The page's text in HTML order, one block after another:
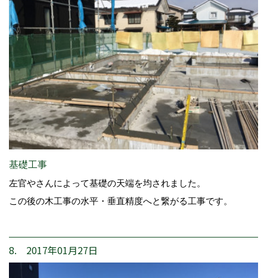
基礎工事
左官やさんによって基礎の天端を均されました。
この後の木工事の水平・垂直精度へと繋がる工事です。
8. 2017年01月27日